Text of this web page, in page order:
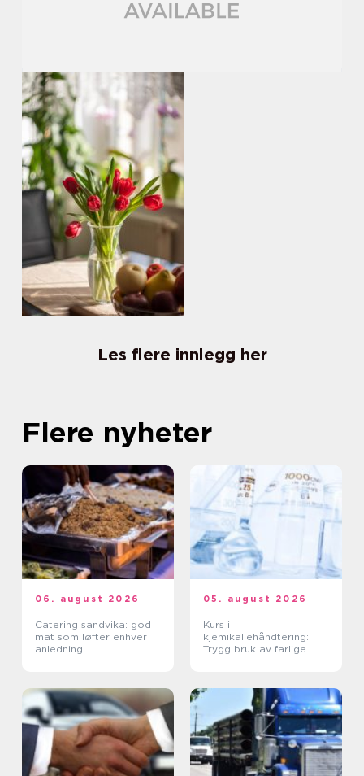
Les flere innlegg her
Flere nyheter
06. august 2026
Catering sandvika: god
mat som løfter enhver
anledning
05. august 2026
Kurs i
kjemikaliehåndtering:
Trygg bruk av farlige